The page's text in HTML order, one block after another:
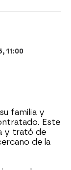
11:00
familia y
Este
y trató de
de la